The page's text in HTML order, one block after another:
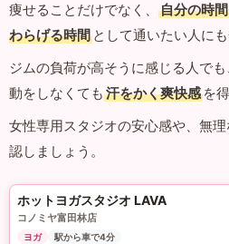
痩せることだけでなく、
自分の時
わらげる時間 として通いたい人にも
ジムの負荷が高そうに感じる人で
動をしなくても 汗をかく爽快感 を
女性専用スタジオの安心感や、無
認しましょう。
ホットヨガスタジオ LAVA
コノミヤ富田林店
ヨガ
駅から車で4分